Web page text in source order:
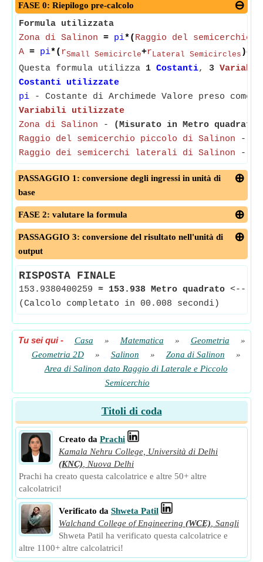
FASE 0: Riepilogo pre-calcolo
Formula utilizzata
Zona di Salinon = pi*( Raggio del semicerchio
A = pi*( rSmall Semicircle+rLateral Semicircles )^2
Questa formula utilizza 1 Costanti, 3
Costanti utilizzate
pi - Costante di Archimede Valore preso come
Variabili utilizzate
Zona di Salinon - (Misurato in Metro quadrato)
Raggio del semicerchio piccolo di Salinon -
Raggio dei semicerchi laterali di Salinon -
PASSAGGIO 1: conversione degli ingressi in unità di
base
FASE 2: valutare la formula
PASSAGGIO 3: conversione del risultato nell'unità di
output
RISPOSTA FINALE
153.9380400259 ≈ 153.938 Metro quadrato <--
(Calcolo completato in 00.008 secondi)
Tu sei qui- Casa » Matematica » Geometria
»
Geometria 2D
» Salinon » Zona di Salinon
»
Area di Salinon dato Raggio di Laterale e Piccolo
Semicerchio
Titoli di coda
Creato da Prachi
Kamala Nehru College, Università di Delhi
(KNC)
Nuova Delhi
Prachi ha creato questa calcolatrice e altre 50+ altre
calcolatrici!
Verificato da Shweta Patil
Walchand College of Engineering (WCE) Sangli
Shweta Patil ha verificato questa calcolatrice e
altre 1100+ altre calcolatrici!